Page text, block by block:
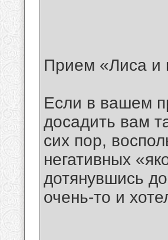
Прием «Лиса и
Если в вашем
досадить вам
сих пор,
негативных
дотянувшись
очень-то и